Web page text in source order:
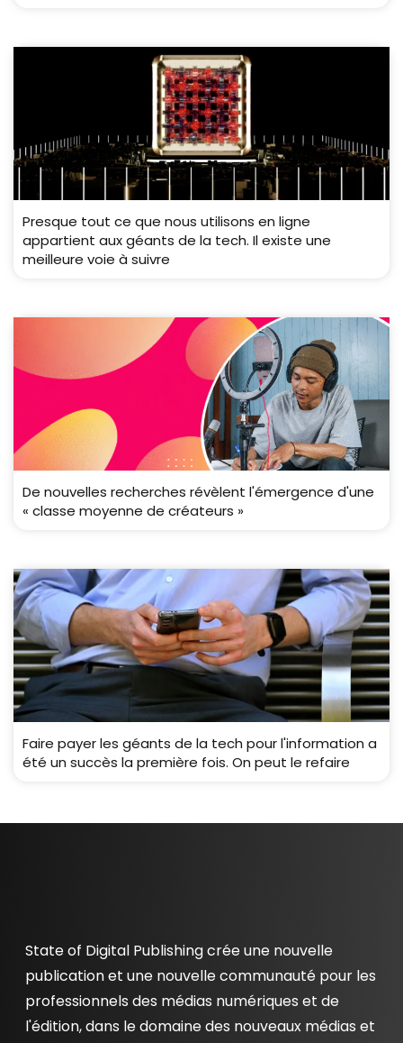
Presque tout ce que nous utilisons en ligne
appartient aux géants de la tech. Il existe une
meilleure voie à suivre
De nouvelles recherches révèlent l'émergence d'une
« classe moyenne de créateurs »
Faire payer les géants de la tech pour l'information a
été un succès la première fois. On peut le refaire
State of Digital Publishing crée une nouvelle
publication et une nouvelle communauté pour les
professionnels des médias numériques et de
l'édition, dans le domaine des nouveaux médias et